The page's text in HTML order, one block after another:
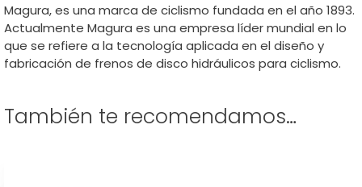
Magura, es una marca de ciclismo fundada en el año 1893.
Actualmente Magura es una empresa líder mundial en lo
que se refiere a la tecnología aplicada en el diseño y
fabricación de frenos de disco hidráulicos para ciclismo.
También te recomendamos…